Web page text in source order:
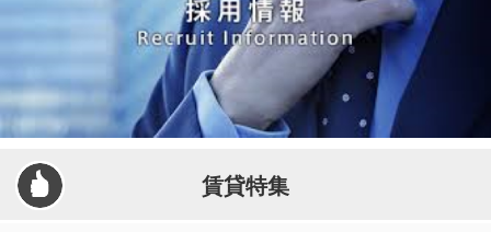
賃貸特集